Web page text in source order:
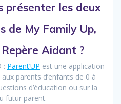
présenter les deux
de My Family Up,
Aidant ?
: Parent’UP est une application
parents d’enfants de 0 à
d’éducation ou sur la
futur parent.